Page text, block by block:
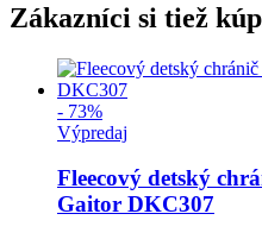
Zákazníci si tiež
- 73%
Výpredaj
Fleecový detský
Gaitor DKC307